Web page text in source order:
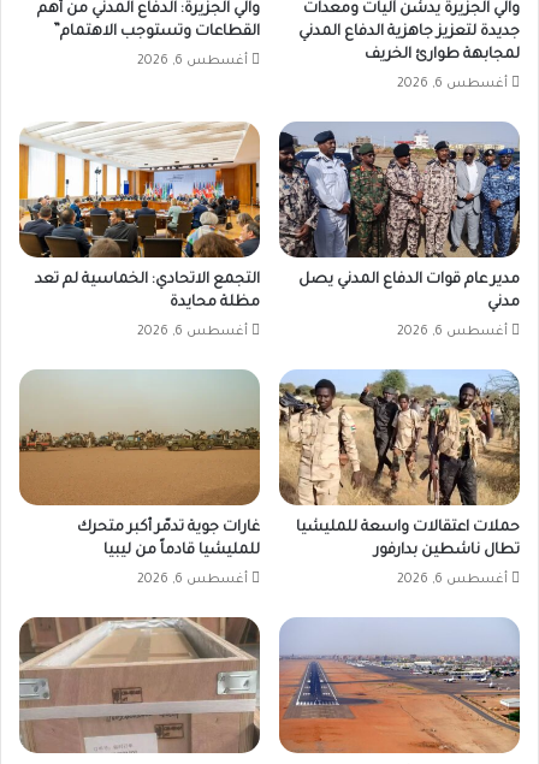
والي الجزيرة يدشن آليات ومعدات
جديدة لتعزيز جاهزية الدفاع المدني
لمجابهة طوارئ الخريف
أغسطس 6, 2026
والي الجزيرة: الدفاع المدني من أهم
القطاعات وتستوجب الاهتمام”
أغسطس 6, 2026
مدير عام قوات الدفاع المدني يصل
مدني
أغسطس 6, 2026
التجمع الاتحادي: الخماسية لم تعد
مظلة محايدة
أغسطس 6, 2026
حملات اعتقالات واسعة للمليشيا
تطال ناشطين بدارفور
أغسطس 6, 2026
غارات جوية تدمّر أكبر متحرك
للمليشيا قادماً من ليبيا
أغسطس 6, 2026